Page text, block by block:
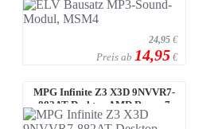
24,95 €
Preis ab 14,95 €
MPG Infinite Z3 X3D 9NVVR7-
882AT Desktop AMD Ryzen 7
9800X3D, 32 ...